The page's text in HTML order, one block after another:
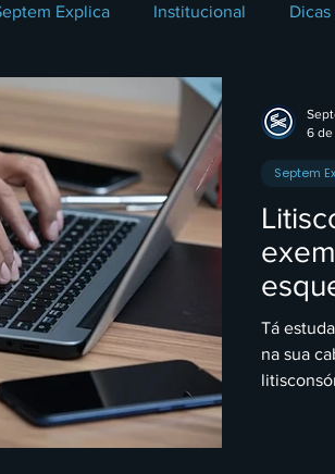
Explica Institucional
Direito Público
Seletivos Série Carreiras
Direito Internacional
Advocacia na Prática
Tá
na sua
Septem
6 de